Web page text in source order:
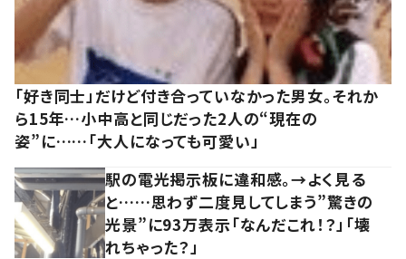
「好き同士」だけど付き合っていなかった男女。それか
ら15年…小中高と同じだった2人の“現在の
姿”に……「大人になっても可愛い」
駅の電光掲示板に違和感。→よく見る
と……思わず二度見してしまう”驚きの
光景”に93万表示「なんだこれ！？」「壊
れちゃった？」